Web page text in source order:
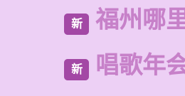
新 福州哪
新 唱歌年